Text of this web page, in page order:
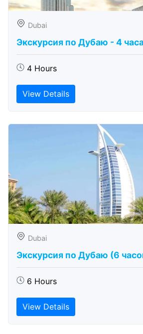
Dubai
Экскурсия по Дубаю - 4
4 Hours
View Details
Dubai
Экскурсия по Дубаю (6
6 Hours
View Details